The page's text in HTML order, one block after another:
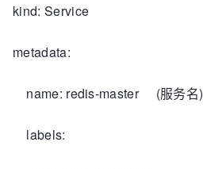
kind: Service
metadata:
name: redis-master (服务名)
labels: